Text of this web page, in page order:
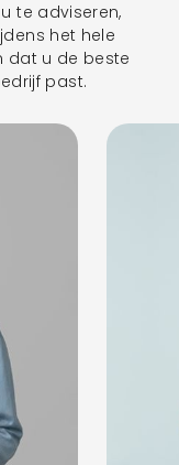
te adviseren,
het hele
dat u de beste
past.